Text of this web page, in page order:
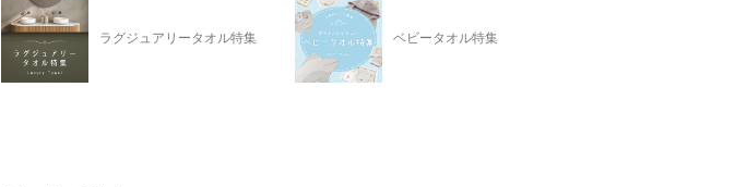
ラグジュアリータオル特集 ベビータオル特集